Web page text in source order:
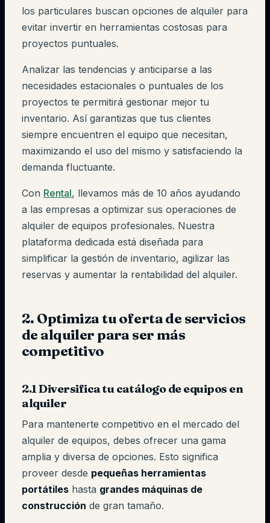
los particulares buscan opciones de alquiler para
evitar invertir en herramientas costosas para
proyectos puntuales.
Analizar las tendencias y anticiparse a las
necesidades estacionales o puntuales de los
proyectos te permitirá gestionar mejor tu
inventario. Así garantizas que tus clientes
siempre encuentren el equipo que necesitan,
maximizando el uso del mismo y satisfaciendo la
demanda fluctuante.
Con Rental, llevamos más de 10 años ayudando
a las empresas a optimizar sus operaciones de
alquiler de equipos profesionales. Nuestra
plataforma dedicada está diseñada para
simplificar la gestión de inventario, agilizar las
reservas y aumentar la rentabilidad del alquiler.
2. Optimiza tu oferta de servicios
de alquiler para ser más
competitivo
2.1 Diversifica tu catálogo de equipos en
alquiler
Para mantenerte competitivo en el mercado del
alquiler de equipos, debes ofrecer una gama
amplia y diversa de opciones. Esto significa
proveer desde pequeñas herramientas
portátiles hasta grandes máquinas de
construcción de gran tamaño.